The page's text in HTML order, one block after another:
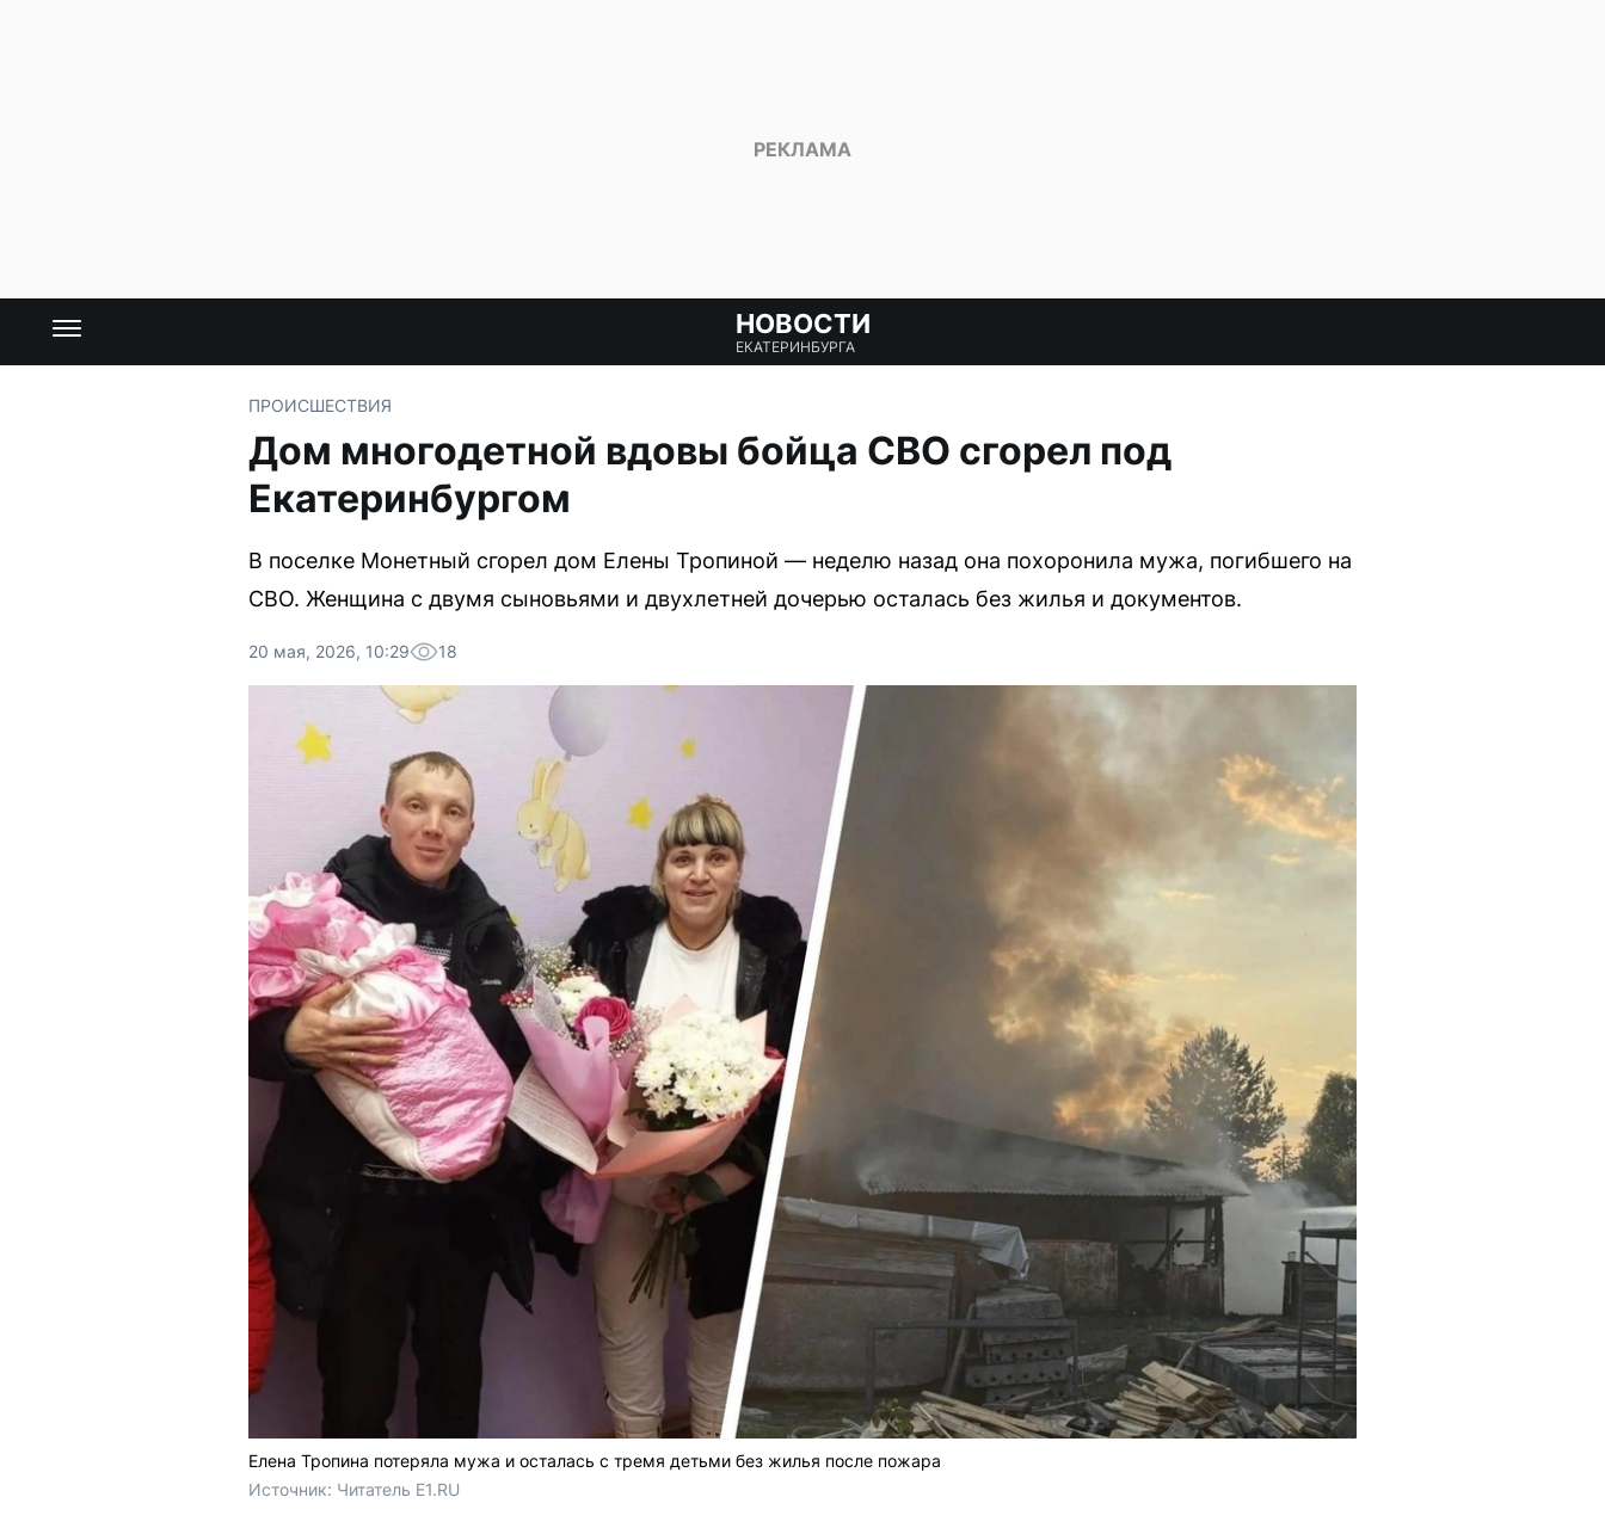
НОВОСТИ
ЕКАТЕРИНБУРГА
ПРОИСШЕСТВИЯ
Дом многодетной вдовы бойца СВО сгорел под
Екатеринбургом
В поселке Монетный сгорел дом Елены Тропиной — неделю назад она похоронила мужа, погибшего на
СВО. Женщина с двумя сыновьями и двухлетней дочерью осталась без жилья и документов.
20 мая, 2026, 10:29 18
Елена Тропина потеряла мужа и осталась с тремя детьми без жилья после пожара
Источник: Читатель E1.RU